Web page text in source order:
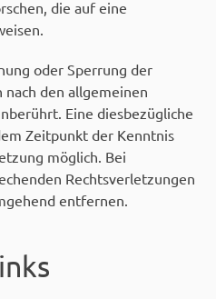
die auf eine
oder Sperrung der
den allgemeinen
Eine diesbezügliche
Zeitpunkt der Kenntnis
möglich. Bei
Rechtsverletzungen
entfernen.